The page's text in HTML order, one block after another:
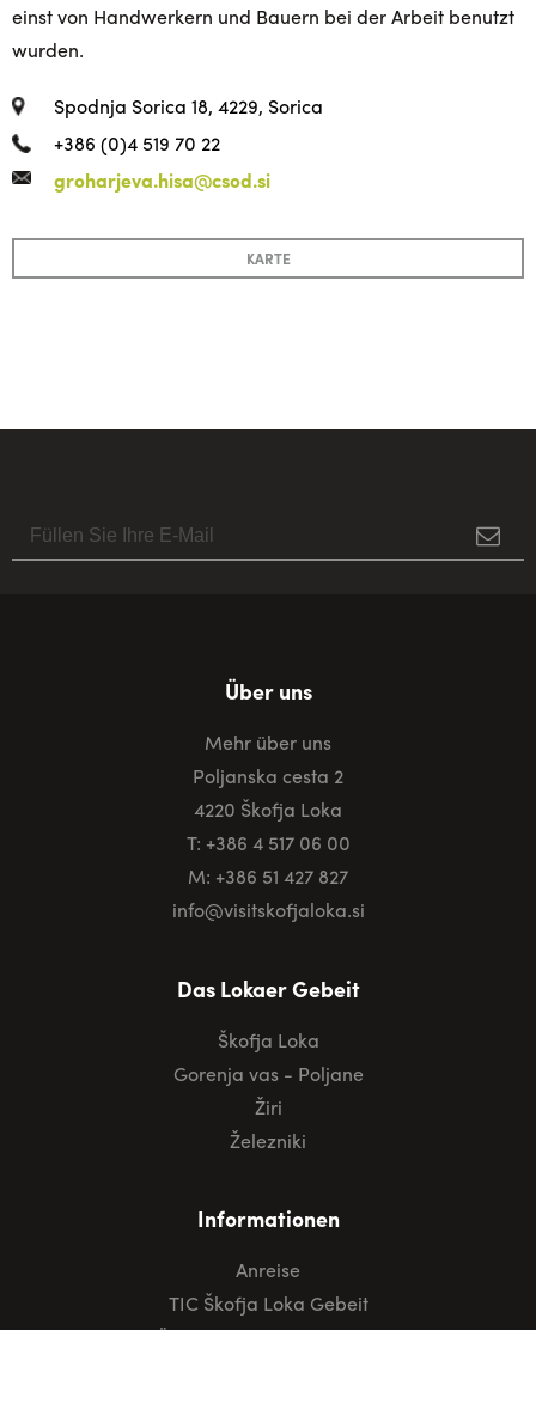
einst von Handwerkern und Bauern bei der Arbeit benutzt
wurden.
Spodnja Sorica 18, 4229, Sorica
+386 (0)4 519 70 22
groharjeva.hisa@csod.si
KARTE
Über uns
Mehr über uns
Poljanska cesta 2
4220 Škofja Loka
T: +386 4 517 06 00
M: +386 51 427 827
info@visitskofjaloka.si
Das Lokaer Gebeit
Škofja Loka
Gorenja vas - Poljane
Žiri
Železniki
Informationen
Anreise
TIC Škofja Loka Gebeit
Öffentliche Verkehrsmittel